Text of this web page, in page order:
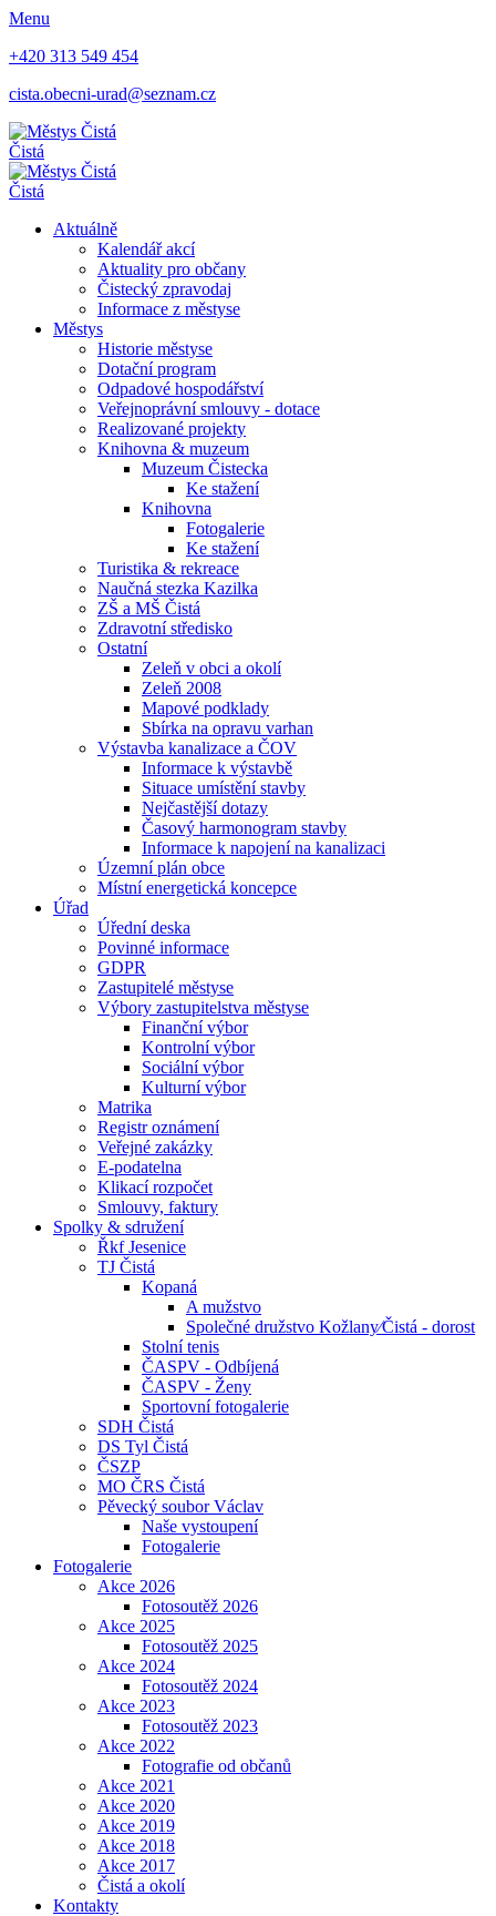
Menu
+420 313 549 454
cista.obecni-urad@seznam.cz
Čistá
Čistá
Aktuálně
Kalendář akcí
Aktuality pro občany
Čistecký zpravodaj
Informace z městyse
Městys
Historie městyse
Dotační program
Odpadové hospodářství
Veřejnoprávní smlouvy - dotace
Realizované projekty
Knihovna & muzeum
Muzeum Čistecka
Ke stažení
Knihovna
Fotogalerie
Ke stažení
Turistika & rekreace
Naučná stezka Kazilka
ZŠ a MŠ Čistá
Zdravotní středisko
Ostatní
Zeleň v obci a okolí
Zeleň 2008
Mapové podklady
Sbírka na opravu varhan
Výstavba kanalizace a ČOV
Informace k výstavbě
Situace umístění stavby
Nejčastější dotazy
Časový harmonogram stavby
Informace k napojení na kanalizaci
Územní plán obce
Místní energetická koncepce
Úřad
Úřední deska
Povinné informace
GDPR
Zastupitelé městyse
Výbory zastupitelstva městyse
Finanční výbor
Kontrolní výbor
Sociální výbor
Kulturní výbor
Matrika
Registr oznámení
Veřejné zakázky
E-podatelna
Klikací rozpočet
Smlouvy, faktury
Spolky & sdružení
Řkf Jesenice
TJ Čistá
Kopaná
A mužstvo
Společné družstvo Kožlany⁄Čistá - dorost
Stolní tenis
ČASPV - Odbíjená
ČASPV - Ženy
Sportovní fotogalerie
SDH Čistá
DS Tyl Čistá
ČSZP
MO ČRS Čistá
Pěvecký soubor Václav
Naše vystoupení
Fotogalerie
Fotogalerie
Akce 2026
Fotosoutěž 2026
Akce 2025
Fotosoutěž 2025
Akce 2024
Fotosoutěž 2024
Akce 2023
Fotosoutěž 2023
Akce 2022
Fotografie od občanů
Akce 2021
Akce 2020
Akce 2019
Akce 2018
Akce 2017
Čistá a okolí
Kontakty